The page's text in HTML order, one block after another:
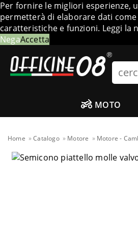
Per fornire le migliori esperienze,
permetterà di elaborare dati
caratteristiche e funzioni. Leggi la
NegaAccetta
Search
MOTO
Home Catalogo Motore Motore -